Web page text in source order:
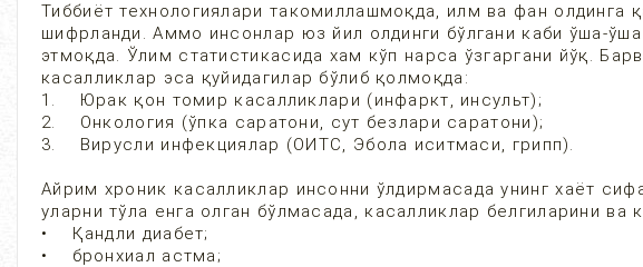
Тиббиёт технологиялари такомиллашмоқда, илм ва фан олдинга
шифрланди. Аммо инсонлар юз йил олдинги бўлгани каби ўша-
этмоқда. Ўлим статистикасида хам кўп нарса ўзгаргани йўқ.
касалликлар эса қуйидагилар бўлиб қолмоқда:
1. Юрак қон томир касалликлари (инфаркт, инсульт);
2. Онкология (ўпка саратони, сут безлари саратони);
3. Вирусли инфекциялар (ОИТС, Эбола иситмаси, грипп).
Айрим хроник касалликлар инсонни ўлдирмасада унинг хаёт
уларни тўла енга олган бўлмасада, касалликлар белгиларини ва
• Қандли диабет;
• бронхиал астма;